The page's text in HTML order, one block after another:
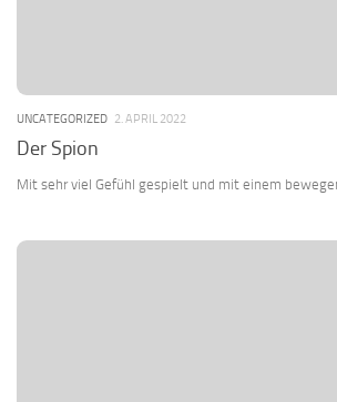
UNCATEGORIZED 2. APRIL 2022
Der Spion
Mit sehr viel Gefühl gespielt und mit einem